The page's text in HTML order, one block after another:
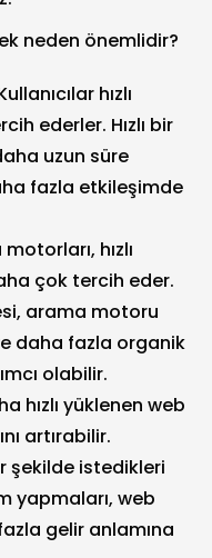
neden önemlidir?
hızlı
ederler. Hızlı bir
uzun süre
fazla etkileşimde
hızlı
çok tercih eder.
arama motoru
daha fazla organik
olabilir.
hızlı yüklenen web
artırabilir.
şekilde istedikleri
yapmaları, web
gelir anlamına